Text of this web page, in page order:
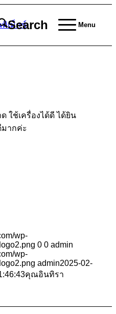
Search Menu
ใช้เครื่องได้ดี ได้ยิน
ากค่ะ
wp-
0 0 admin
wp-
admin2025-02-
คุณอินทิรา